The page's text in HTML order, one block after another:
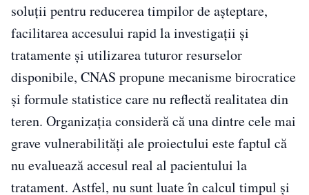
soluții pentru reducerea timpilor de așteptare,
facilitarea accesului rapid la investigații și
tratamente și utilizarea tuturor resurselor
disponibile, CNAS propune mecanisme birocratice
și formule statistice care nu reflectă realitatea din
teren. Organizația consideră că una dintre cele mai
grave vulnerabilități ale proiectului este faptul că
nu evaluează accesul real al pacientului la
tratament. Astfel, nu sunt luate în calcul timpul și